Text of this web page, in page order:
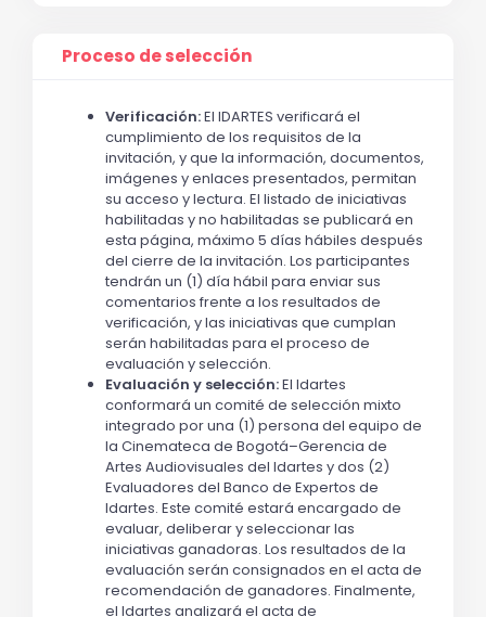
Proceso de selección
Verificación:El IDARTES verificará el
cumplimiento de los requisitos de la
invitación, y que la información, documentos,
imágenes y enlaces presentados, permitan
su acceso y lectura. El listado de iniciativas
habilitadas y no habilitadas se publicará en
esta página, máximo 5 días hábiles después
del cierre de la invitación. Los participantes
tendrán un (1) día hábil para enviar sus
comentarios frente a los resultados de
verificación, y las iniciativas que cumplan
serán habilitadas para el proceso de
evaluación y selección.
Evaluación y selección:El Idartes
conformará un comité de selección mixto
integrado por una (1) persona del equipo de
la Cinemateca de Bogotá–Gerencia de
Artes Audiovisuales del Idartes y dos (2)
Evaluadores del Banco de Expertos de
Idartes. Este comité estará encargado de
evaluar, deliberar y seleccionar las
iniciativas ganadoras. Los resultados de la
evaluación serán consignados en el acta de
recomendación de ganadores. Finalmente,
el Idartes analizará el acta de